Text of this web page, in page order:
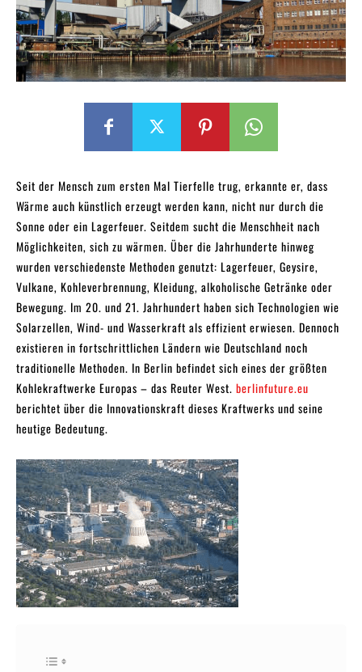
Seit der Mensch zum ersten Mal Tierfelle trug, erkannte er, dass
Wärme auch künstlich erzeugt werden kann, nicht nur durch die
Sonne oder ein Lagerfeuer. Seitdem sucht die Menschheit nach
Möglichkeiten, sich zu wärmen. Über die Jahrhunderte hinweg
wurden verschiedenste Methoden genutzt: Lagerfeuer, Geysire,
Vulkane, Kohleverbrennung, Kleidung, alkoholische Getränke oder
Bewegung. Im 20. und 21. Jahrhundert haben sich Technologien wie
Solarzellen, Wind- und Wasserkraft als effizient erwiesen. Dennoch
existieren in fortschrittlichen Ländern wie Deutschland noch
traditionelle Methoden. In Berlin befindet sich eines der größten
Kohlekraftwerke Europas – das Reuter West. berlinfuture.eu
berichtet über die Innovationskraft dieses Kraftwerks und seine
heutige Bedeutung.